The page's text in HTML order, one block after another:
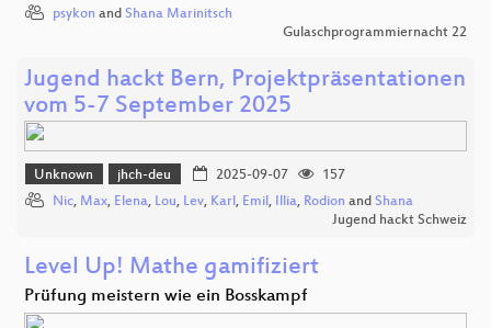
psykon and Shana Marinitsch
Gulaschprogrammiernacht 22
Jugend hackt Bern, Projektpräsentationen
vom 5-7 September 2025
Unknown jhch-deu 2025-09-07
157
Nic, Max, Elena, Lou, Lev, Karl, Emil, Illia, Rodion and Shana
Jugend hackt Schweiz
Level Up! Mathe gamifiziert
Prüfung meistern wie ein Bosskampf